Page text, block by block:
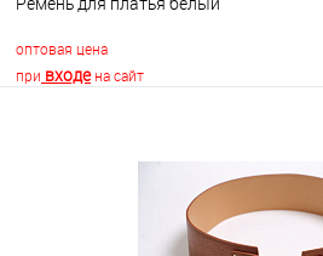
оптовая цена
при входена сайт